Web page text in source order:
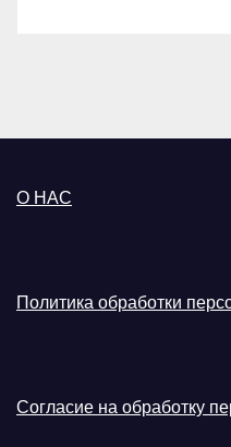
О НАС
Политика обработки
Согласие на обработку